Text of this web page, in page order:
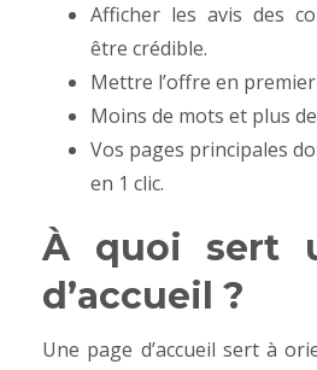
Afficher les avis des
être crédible.
Mettre l’offre en
Moins de mots et plus
Vos pages principales
en 1 clic.
À quoi sert
d’accueil ?
Une page d’accueil sert à